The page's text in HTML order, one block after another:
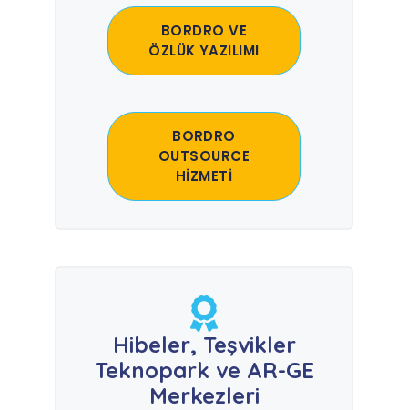
BORDRO VE
ÖZLÜK YAZILIMI
BORDRO
OUTSOURCE
HİZMETİ
Hibeler, Teşvikler
Teknopark ve AR-GE
Merkezleri